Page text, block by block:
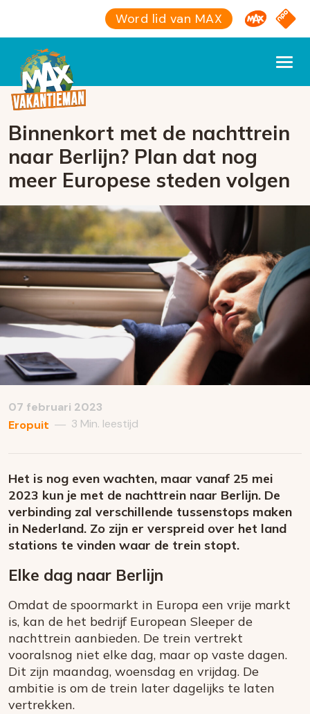
Word lid van MAX Omroep
NPO
Binnenkort met de nachttrein
naar Berlijn? Plan dat nog
meer Europese steden volgen
07 februari 2023
Eropuit — 3 Min. leestijd
Het is nog even wachten, maar vanaf 25 mei
2023 kun je met de nachttrein naar Berlijn. De
verbinding zal verschillende tussenstops maken
in Nederland. Zo zijn er verspreid over het land
stations te vinden waar de trein stopt.
Elke dag naar Berlijn
Omdat de spoormarkt in Europa een vrije markt
is, kan de het bedrijf European Sleeper de
nachttrein aanbieden. De trein vertrekt
vooralsnog niet elke dag, maar op vaste dagen.
Dit zijn maandag, woensdag en vrijdag. De
ambitie is om de trein later dagelijks te laten
vertrekken.